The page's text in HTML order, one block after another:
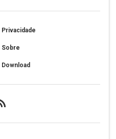
Privacidade
Sobre
Download